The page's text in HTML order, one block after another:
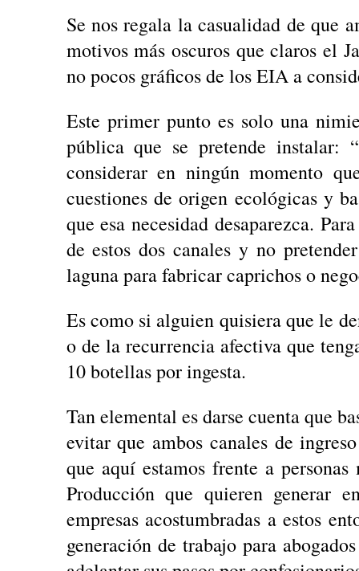
Se nos regala la casualidad de que
motivos más oscuros que claros el
no pocos gráficos de los EIA a
Este primer punto es solo una
pública que se pretende instalar:
considerar en ningún momento
cuestiones de origen ecológicas y
que esa necesidad desaparezca.
de estos dos canales y no
laguna para fabricar caprichos o
Es como si alguien quisiera que le
o de la recurrencia afectiva que
10 botellas por ingesta.
Tan elemental es darse cuenta que
evitar que ambos canales de
que aquí estamos frente a
Producción que quieren generar
empresas acostumbradas a estos
generación de trabajo para